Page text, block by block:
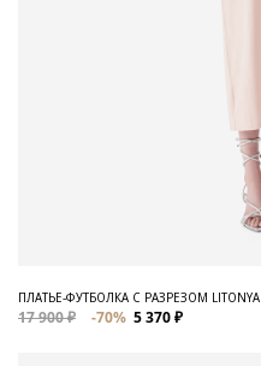
ПЛАТЬЕ-ФУТБОЛКА С РАЗРЕЗОМ LITONYA
17 900 ₽ -70% 5 370 ₽